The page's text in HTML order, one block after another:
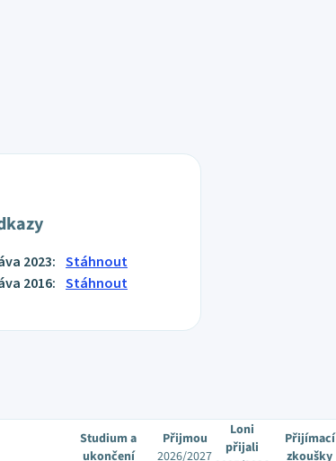
2023: Stáhnout
2016: Stáhnout
Studium a
ukončení
Přijmou
2026/2027
Loni
přijali
Přijímací
zkoušky